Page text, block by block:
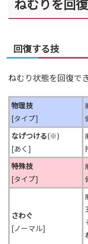
ねむりを回
回復する技
ねむり状態を回復で
物理技
[タイプ]
なげつける(※)
[あく]
特殊技
[タイプ]
さわぐ
[ノーマル]